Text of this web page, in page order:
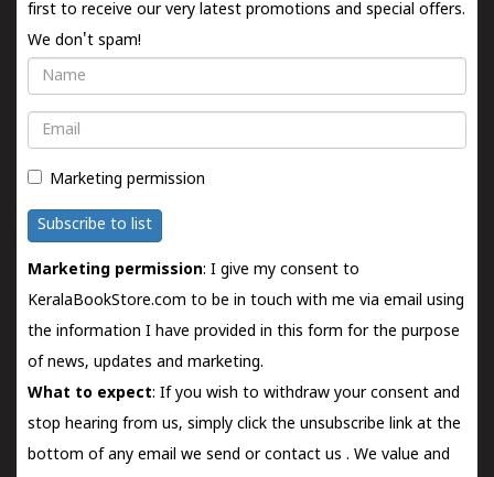
first to receive our very latest promotions and special offers.
We don't spam!
Name
Email
Marketing permission
Subscribe to list
Marketing permission: I give my consent to
KeralaBookStore.com to be in touch with me via email using
the information I have provided in this form for the purpose
of news, updates and marketing.
What to expect: If you wish to withdraw your consent and
stop hearing from us, simply click the unsubscribe link at the
bottom of any email we send orcontact us . We value and